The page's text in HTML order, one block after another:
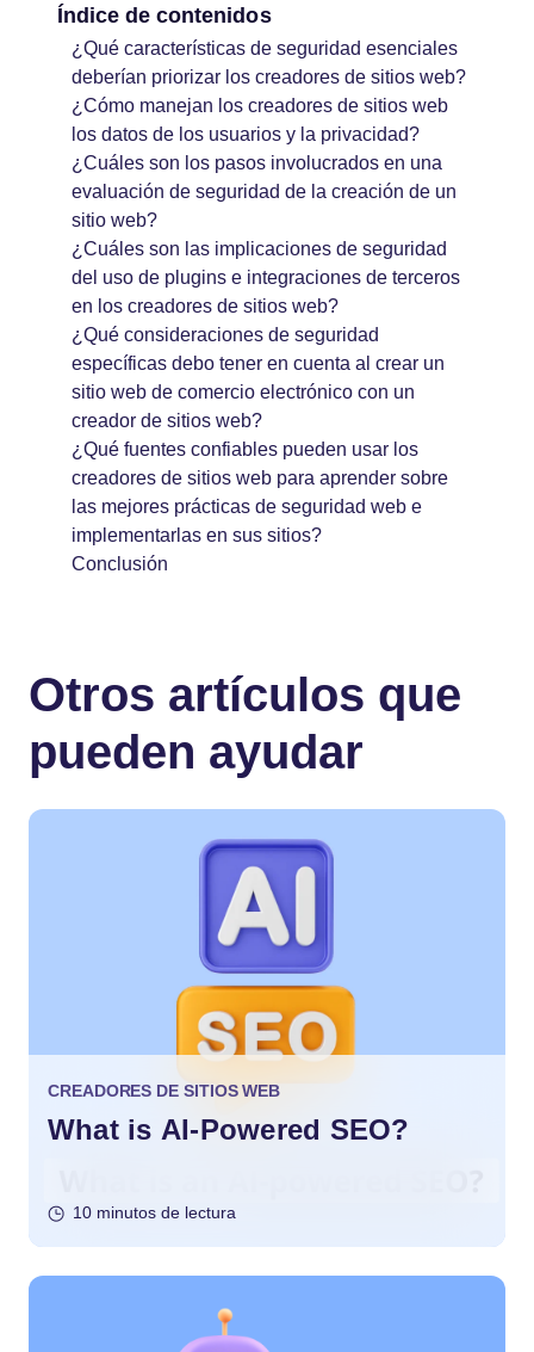
Índice de contenidos
¿Qué características de seguridad esenciales
deberían priorizar los creadores de sitios web?
¿Cómo manejan los creadores de sitios web
los datos de los usuarios y la privacidad?
¿Cuáles son los pasos involucrados en una
evaluación de seguridad de la creación de un
sitio web?
¿Cuáles son las implicaciones de seguridad
del uso de plugins e integraciones de terceros
en los creadores de sitios web?
¿Qué consideraciones de seguridad
específicas debo tener en cuenta al crear un
sitio web de comercio electrónico con un
creador de sitios web?
¿Qué fuentes confiables pueden usar los
creadores de sitios web para aprender sobre
las mejores prácticas de seguridad web e
implementarlas en sus sitios?
Conclusión
Otros artículos que
pueden ayudar
CREADORES DE SITIOS WEB
What is AI-Powered SEO?
10 minutos de lectura